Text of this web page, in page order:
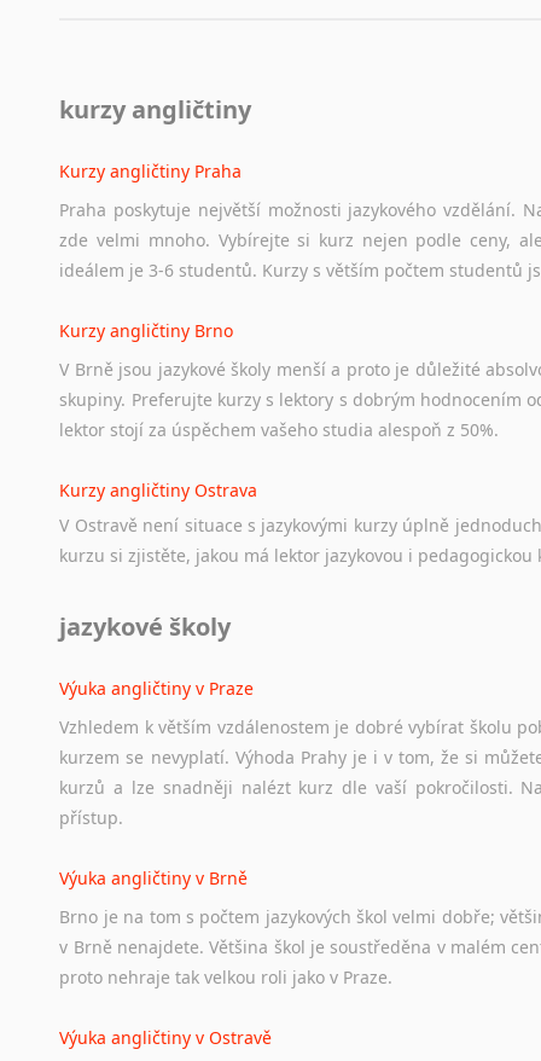
kurzy angličtiny
Kurzy angličtiny Praha
Praha poskytuje největší možnosti jazykového vzdělání.
zde velmi mnoho. Vybírejte si kurz nejen podle ceny,
ideálem je 3-6 studentů. Kurzy s větším počtem studentů
Kurzy angličtiny Brno
V Brně jsou jazykové školy menší a proto je důležité
skupiny. Preferujte kurzy s lektory s dobrým hodnocením
lektor stojí za úspěchem vašeho studia alespoň z 50%.
Kurzy angličtiny Ostrava
V Ostravě není situace s jazykovými kurzy úplně
kurzu si zjistěte, jakou má lektor jazykovou i pedagogickou
jazykové školy
Výuka angličtiny v Praze
Vzhledem k větším vzdálenostem je dobré vybírat školu
kurzem se nevyplatí. Výhoda Prahy je i v tom, že si
kurzů a lze snadněji nalézt kurz dle vaší pokročilosti.
přístup.
Výuka angličtiny v Brně
Brno je na tom s počtem jazykových škol velmi dobře;
v Brně nenajdete. Většina škol je soustředěna v malém
proto nehraje tak velkou roli jako v Praze.
Výuka angličtiny v Ostravě